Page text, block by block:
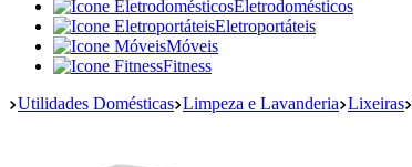
Eletrodomésticos
Eletroportáteis
Móveis
Fitness
Utilidades Domésticas Limpeza e Lavanderia Lixeiras